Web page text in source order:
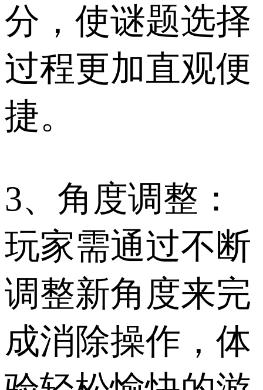
分，使谜题选择
过程更加直观便
捷。
3、角度调整：
玩家需通过不断
调整新角度来完
成消除操作，体